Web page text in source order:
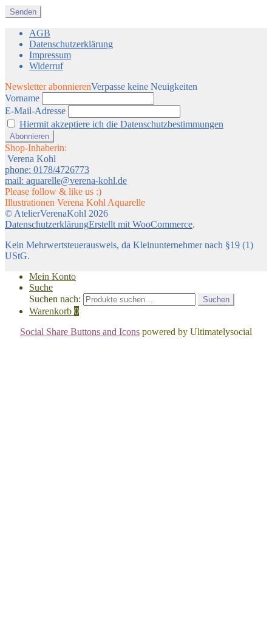
AGB
Datenschutzerklärung
Impressum
Widerruf
Newsletter abonnierenVerpasse keine Neuigkeiten
Vorname
E-Mail-Adresse
Hiermit akzeptiere ich die Datenschutzbestimmungen
Shop-Inhaberin:
Verena Kohl
phone: 0178/4726773
mail: aquarelle@verena-kohl.de
Please follow & like us :)
Illustrationen Verena Kohl Aquarelle
© AtelierVerenaKohl 2026
DatenschutzerklärungErstellt mit WooCommerce.
Kein Mehrwertsteuerausweis, da Kleinunternehmer nach §19 (1)
UStG.
Mein Konto
Suche
Suchen nach:
Suchen
Warenkorb 0
Social Share Buttons and Icons powered by Ultimatelysocial